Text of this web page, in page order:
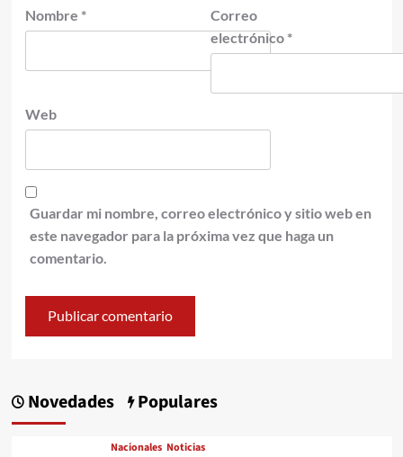
Nombre *
Correo
electrónico *
Web
Guardar mi nombre, correo electrónico y sitio web en
este navegador para la próxima vez que haga un
comentario.
Novedades Populares
Nacionales Noticias